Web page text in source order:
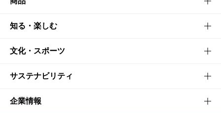
商品TOP
商品一覧
商品発売情報
栄養成分一覧
知る・楽しむ
知る・楽しむTOP
キャンペーン
工場見学
文化・スポーツ
文化・スポーツTOP
サントリーホール
サステナビリティ
サステナビリティTOP
企業情報